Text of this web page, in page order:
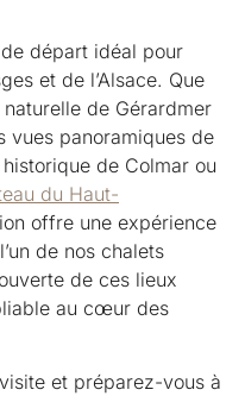
départ idéal pour
et de l’Alsace. Que
de Gérardmer
vues panoramiques de
de Colmar ou
du Haut-
offre une expérience
de nos chalets
de ces lieux
au cœur des
et préparez-vous à